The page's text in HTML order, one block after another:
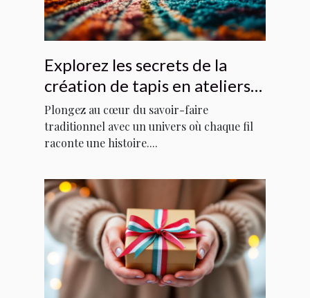
Explorez les secrets de la
création de tapis en ateliers
locaux
Plongez au cœur du savoir-faire
traditionnel avec un univers où chaque fil
raconte une histoire....